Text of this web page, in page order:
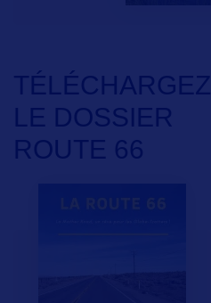
TÉLÉCHARGEZ
LE DOSSIER
ROUTE 66